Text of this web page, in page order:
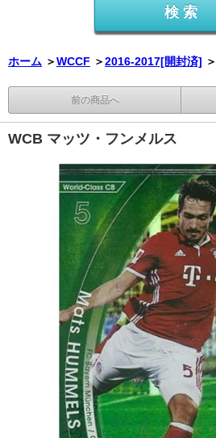
ホーム ＞WCCF ＞2016-2017[開封済] ＞
前の商品へ
WCB マッツ・フンメルス